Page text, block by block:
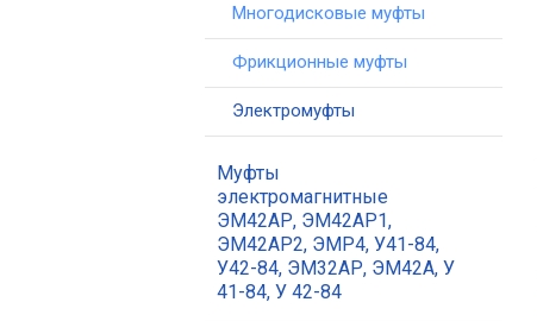
Многодисковые муфты
Фрикционные муфты
Электромуфты
Муфты
электромагнитные
ЭМ42АР, ЭМ42АР1,
ЭМ42АР2, ЭМР4, У41-84,
У42-84, ЭМ32АР, ЭМ42А, У
41-84, У 42-84